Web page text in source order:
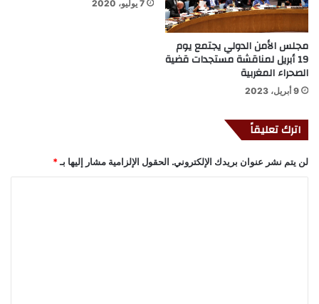
مجلس الأمن الدولي يجتمع يوم
19 أبريل لمناقشة مستجدات قضية
الصحراء المغربية
9 أبريل، 2023
7 يوليو، 2020
اترك تعليقاً
لن يتم نشر عنوان بريدك الإلكتروني. الحقول الإلزامية مشار إليها بـ*